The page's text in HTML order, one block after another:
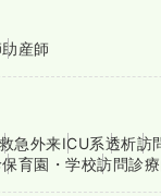
助産師
救急外来ICU系透析訪
保育園・学校訪問診療